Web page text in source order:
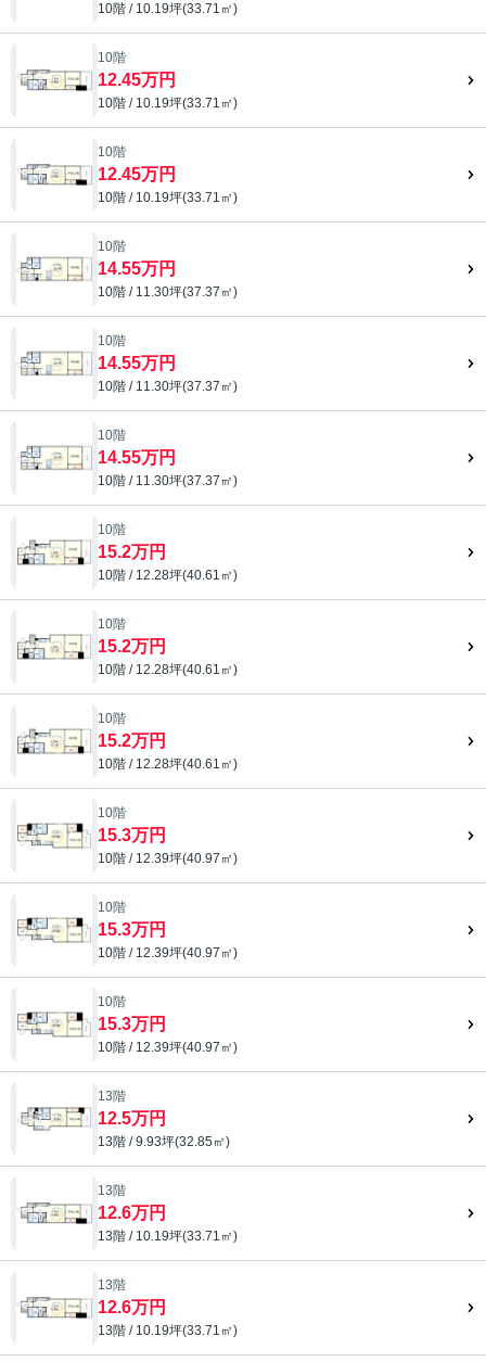
10階 / 10.19坪(33.71㎡)
10階
12.45万円
10階 / 10.19坪(33.71㎡)
10階
12.45万円
10階 / 10.19坪(33.71㎡)
10階
14.55万円
10階 / 11.30坪(37.37㎡)
10階
14.55万円
10階 / 11.30坪(37.37㎡)
10階
14.55万円
10階 / 11.30坪(37.37㎡)
10階
15.2万円
10階 / 12.28坪(40.61㎡)
10階
15.2万円
10階 / 12.28坪(40.61㎡)
10階
15.2万円
10階 / 12.28坪(40.61㎡)
10階
15.3万円
10階 / 12.39坪(40.97㎡)
10階
15.3万円
10階 / 12.39坪(40.97㎡)
10階
15.3万円
10階 / 12.39坪(40.97㎡)
13階
12.5万円
13階 / 9.93坪(32.85㎡)
13階
12.6万円
13階 / 10.19坪(33.71㎡)
13階
12.6万円
13階 / 10.19坪(33.71㎡)